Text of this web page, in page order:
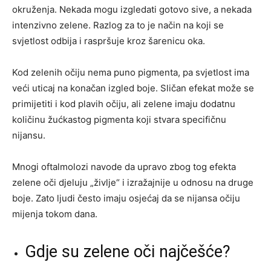
okruženja. Nekada mogu izgledati gotovo sive, a nekada
intenzivno zelene. Razlog za to je način na koji se
svjetlost odbija i raspršuje kroz šarenicu oka.
Kod zelenih očiju nema puno pigmenta, pa svjetlost ima
veći uticaj na konačan izgled boje. Sličan efekat može se
primijetiti i kod plavih očiju, ali zelene imaju dodatnu
količinu žućkastog pigmenta koji stvara specifičnu
nijansu.
Mnogi oftalmolozi navode da upravo zbog tog efekta
zelene oči djeluju „življe“ i izražajnije u odnosu na druge
boje. Zato ljudi često imaju osjećaj da se nijansa očiju
mijenja tokom dana.
Gdje su zelene oči najčešće?